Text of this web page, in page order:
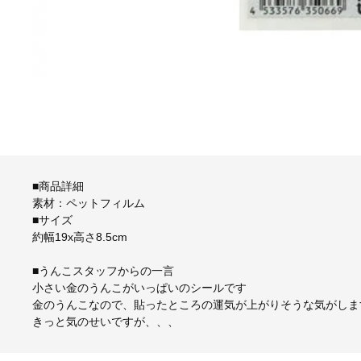
■商品詳細
素材：ペットフィルム
■サイズ
約幅19x高さ8.5cm
■うんこスタッフからの一言
小さい金のうんこがいっぱいのシールです
金のうんこなので、貼ったところの運気が上がりそうな気がし
きっと気のせいですが、、、